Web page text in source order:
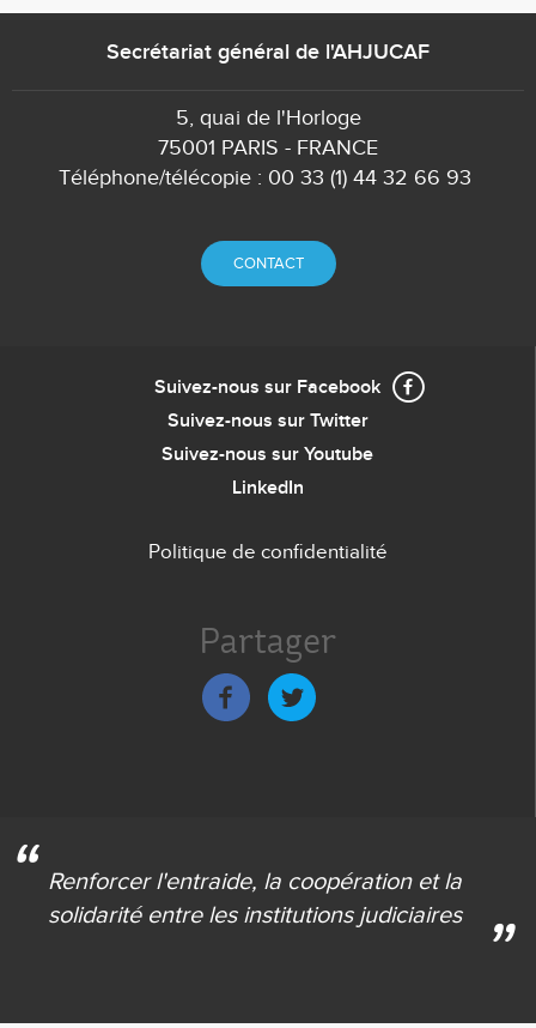
Secrétariat général de l'AHJUCAF
5, quai de l'Horloge
75001 PARIS - FRANCE
Téléphone/télécopie : 00 33 (1) 44 32 66 93
CONTACT
Suivez-nous sur Facebook
Suivez-nous sur Twitter
Suivez-nous sur Youtube
LinkedIn
Politique de confidentialité
Partager
Renforcer l'entraide, la coopération et la
solidaritéentre les institutions judiciaires